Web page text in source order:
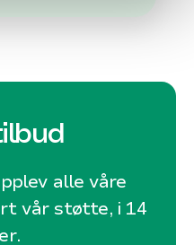
alle våre
vår støtte, i 14